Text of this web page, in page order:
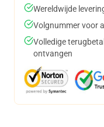
Wereldwijde
Volgnummer voor
Volledige
ontvangen